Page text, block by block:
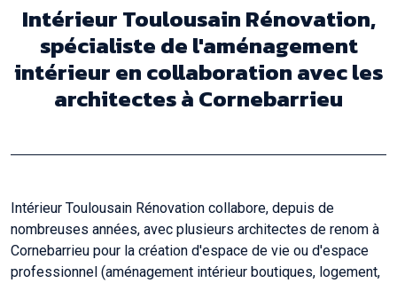
Intérieur Toulousain Rénovation,
spécialiste de l'aménagement
intérieur en collaboration avec les
architectes à Cornebarrieu
Intérieur Toulousain Rénovation collabore, depuis de
nombreuses années, avec plusieurs architectes de renom à
Cornebarrieu pour la création d'espace de vie ou d'espace
professionnel (aménagement intérieur boutiques, logement,